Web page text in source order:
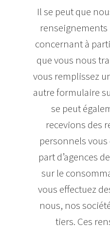
Il se peut que
concernant à
que vous nous
vous remplissez
autre formulaire
se peut
recevions des
personnels
part d’agences
sur le
vous effectuez
nous, nos
tiers. Ces